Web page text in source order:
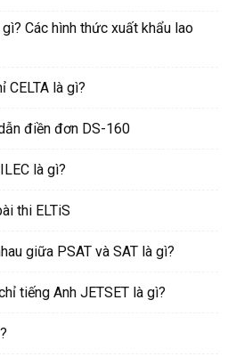
Các hình thức xuất khẩu lao
CELTA là gì?
điền đơn DS-160
là gì?
thi ELTiS
giữa PSAT và SAT là gì?
tiếng Anh JETSET là gì?